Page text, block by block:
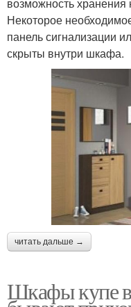
Некоторое
панель сигнализации
скрыты внутри шкафа.
читать дальше →
Шкафы купе